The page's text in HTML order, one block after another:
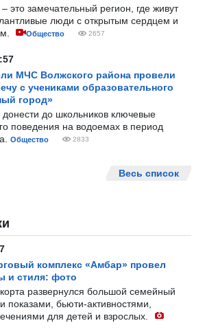
это замечательный регион, где живут
люди с открытым сердцем и
Общество 2657
МЧС Волжского района провели
с учениками образовательного
город»
до школьников ключевые
поведения на водоемах в период
Общество 2833
Весь список
комплекс «Амбар» провел
и стиля: фото
развернулся большой семейный
показами, бьюти-активностями,
для детей и взрослых.